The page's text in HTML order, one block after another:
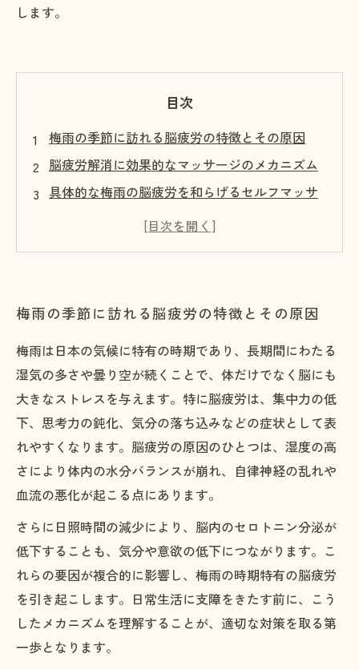
します。
目次
梅雨の季節に訪れる脳疲労の特徴とその原因
脳疲労解消に効果的なマッサージのメカニズム
具体的な梅雨の脳疲労を和らげるセルフマッサ
めに
梅雨の季節に訪れる脳疲労の特徴とその原因
梅雨は日本の気候に特有の時期であり、長期間にわたる
湿気の多さや曇り空が続くことで、体だけでなく脳にも
大きなストレスを与えます。特に脳疲労は、集中力の低
下、思考力の鈍化、気分の落ち込みなどの症状として表
れやすくなります。脳疲労の原因のひとつは、湿度の高
さにより体内の水分バランスが崩れ、自律神経の乱れや
血流の悪化が起こる点にあります。
さらに日照時間の減少により、脳内のセロトニン分泌が
低下することも、気分や意欲の低下につながります。こ
れらの要因が複合的に影響し、梅雨の時期特有の脳疲労
を引き起こします。日常生活に支障をきたす前に、こう
したメカニズムを理解することが、適切な対策を取る第
一歩となります。